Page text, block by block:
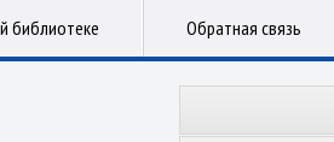
библиотеке Обратная связь